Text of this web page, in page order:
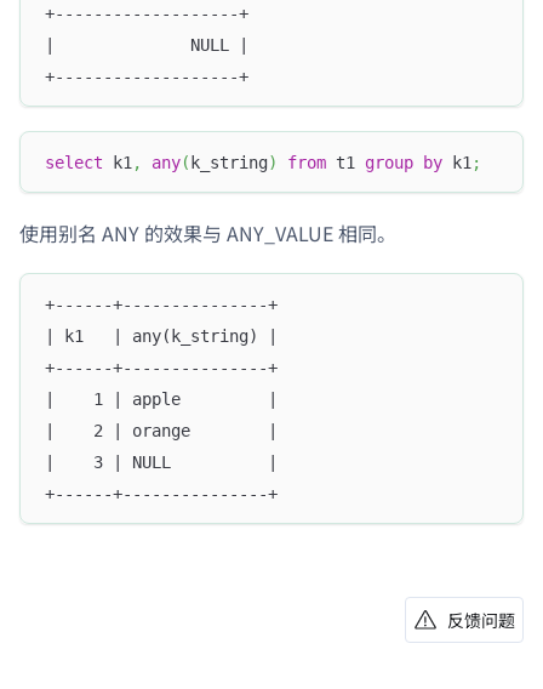
+-------------------+
|              NULL |
+-------------------+
select k1 , any( k_string) from t1 group by k1 ;
使用别名 ANY 的效果与 ANY_VALUE 相同。
+------+---------------+
| k1   | any(k_string) |
+------+---------------+
|    1 | apple         |
|    2 | orange        |
|    3 | NULL          |
+------+---------------+
反馈问题